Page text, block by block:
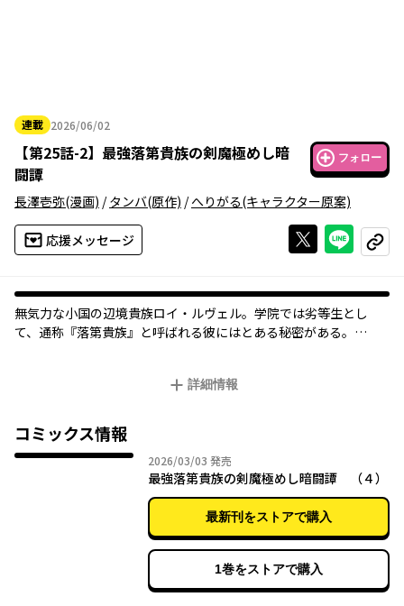
連載 2026/06/02
2026年06月02日
【第25話-2】 最強落第貴族の剣魔極めし暗
闘譚
フォロー
長澤壱弥(漫画) /タンバ(原作) /へりがる(キャラクター原案)
応援メッセージ Xで投稿する
ライン
コピー
無気力な小国の辺境貴族ロイ・ルヴェル。学院では劣等生とし
て、通称『落第貴族』と呼ばれる彼にはとある秘密がある。
二大国で称賛される最強の正体は、無能を演じるロイなのだ！
剣聖・賢者を志す学院の美少女たちに興味を持たれ……!?
落第貴族の新たな暗躍ファンタジー、開幕!!
詳細情報
コミックス情報
2026/03/03 2026年03月03日
発売
最強落第貴族の剣魔極めし暗闘譚 （４）
最新刊をストアで購入
1巻をストアで購入